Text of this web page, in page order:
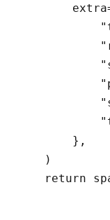
        },
    )
return